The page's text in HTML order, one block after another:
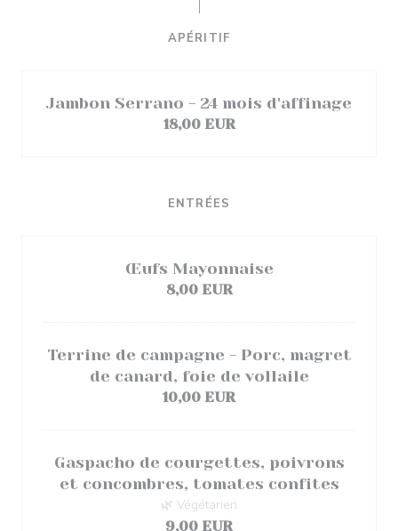
APÉRITIF
Jambon Serrano - 24 mois d'affinage
18,00 EUR
ENTRÉES
Œufs Mayonnaise
8,00 EUR
Terrine de campagne - Porc, magret
de canard, foie de vollaile
10,00 EUR
Gaspacho de courgettes, poivrons
et concombres, tomates confites
🌿 Végétarien
9,00 EUR